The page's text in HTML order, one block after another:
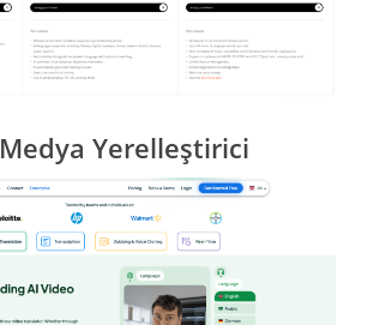
Medya Yerelleştirici